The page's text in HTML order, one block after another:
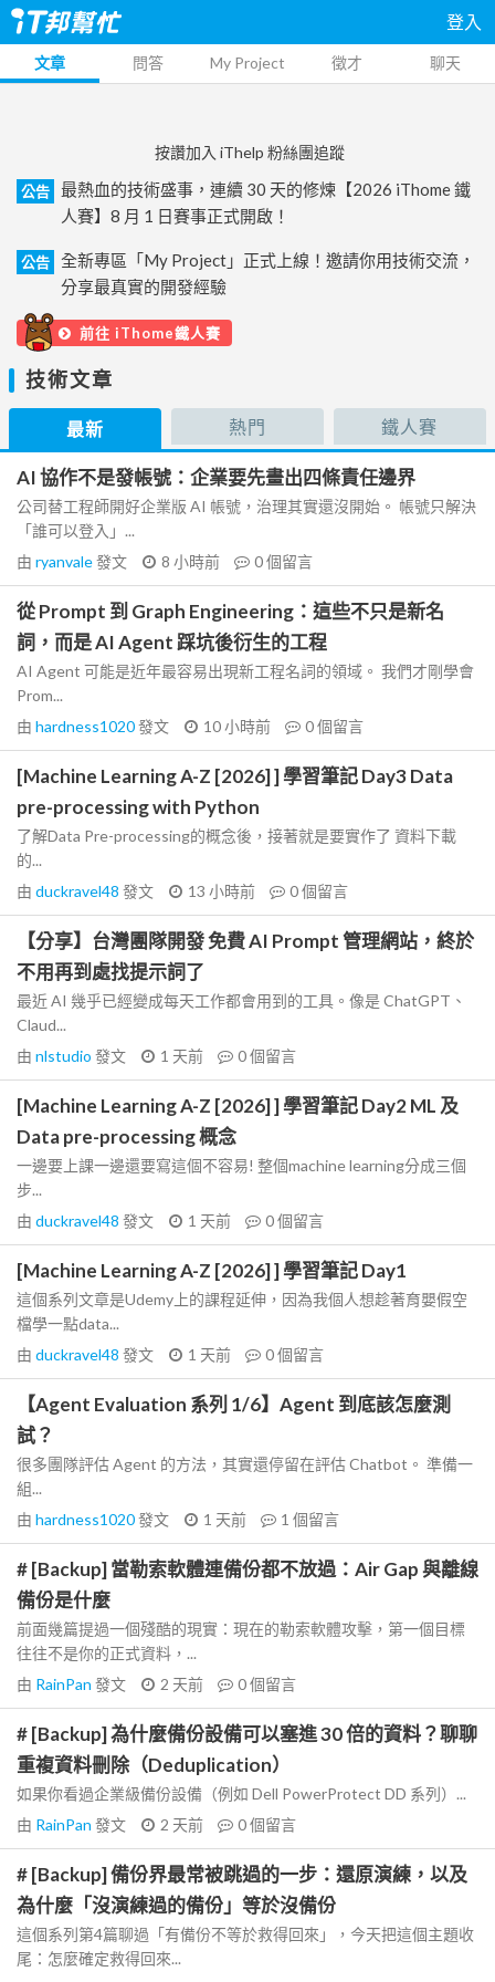
登入
文章 問答 My Project 徵才 聊天
按讚加入 iThelp 粉絲團追蹤
公告
最熱血的技術盛事，連續 30 天的修煉【2026 iThome 鐵
人賽】8 月 1 日賽事正式開啟！
公告
全新專區「My Project」正式上線！邀請你用技術交流，
分享最真實的開發經驗
前往 iThome鐵人賽
技術文章
最新 熱門 鐵人賽
AI 協作不是發帳號：企業要先畫出四條責任邊界
公司替工程師開好企業版 AI 帳號，治理其實還沒開始。 帳號只解決
「誰可以登入」...
由 ryanvale發文 8 小時前 0個留言
從 Prompt 到 Graph Engineering：這些不只是新名
詞，而是 AI Agent 踩坑後衍生的工程
AI Agent 可能是近年最容易出現新工程名詞的領域。 我們才剛學會
Prom...
由 hardness1020發文 10 小時前 0個留言
[Machine Learning A-Z [2026] ] 學習筆記 Day3 Data
pre-processing with Python
了解Data Pre-processing的概念後，接著就是要實作了 資料下載
的...
由 duckravel48 發文 13 小時前 0個留言
【分享】台灣團隊開發 免費 AI Prompt 管理網站，終於
不用再到處找提示詞了
最近 AI 幾乎已經變成每天工作都會用到的工具。像是 ChatGPT、
Claud...
由 nlstudio 發文 1 天前 0個留言
[Machine Learning A-Z [2026] ] 學習筆記 Day2 ML 及
Data pre-processing 概念
一邊要上課一邊還要寫這個不容易! 整個machine learning分成三個
步...
由 duckravel48 發文 1 天前 0個留言
[Machine Learning A-Z [2026] ] 學習筆記 Day1
這個系列文章是Udemy上的課程延伸，因為我個人想趁著育嬰假空
檔學一點data...
由 duckravel48 發文 1 天前 0個留言
【Agent Evaluation 系列 1/6】Agent 到底該怎麼測
試？
很多團隊評估 Agent 的方法，其實還停留在評估 Chatbot。 準備一
組...
由 hardness1020發文 1 天前 1 個留言
# [Backup] 當勒索軟體連備份都不放過：Air Gap 與離線
備份是什麼
前面幾篇提過一個殘酷的現實：現在的勒索軟體攻擊，第一個目標
往往不是你的正式資料，...
由 RainPan 發文 2 天前 0個留言
# [Backup] 為什麼備份設備可以塞進 30 倍的資料？聊聊
重複資料刪除（Deduplication）
如果你看過企業級備份設備（例如 Dell PowerProtect DD 系列）...
由 RainPan 發文 2 天前 0個留言
# [Backup] 備份界最常被跳過的一步：還原演練，以及
為什麼「沒演練過的備份」等於沒備份
這個系列第4篇聊過「有備份不等於救得回來」，今天把這個主題收
尾：怎麼確定救得回來...